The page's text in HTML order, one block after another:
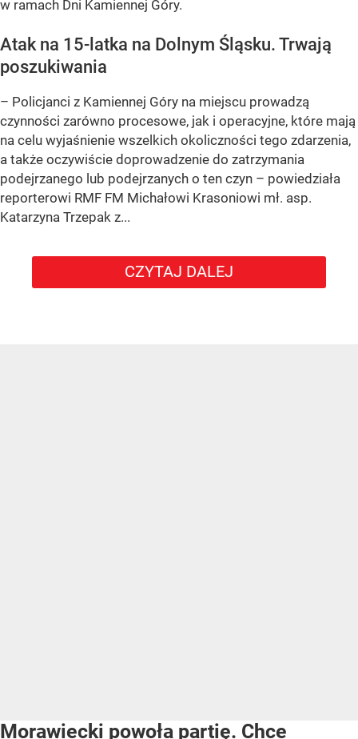
w ramach Dni Kamiennej Góry.
Atak na 15-latka na Dolnym Śląsku. Trwają
poszukiwania
– Policjanci z Kamiennej Góry na miejscu prowadzą
czynności zarówno procesowe, jak i operacyjne, które mają
na celu wyjaśnienie wszelkich okoliczności tego zdarzenia,
a także oczywiście doprowadzenie do zatrzymania
podejrzanego lub podejrzanych o ten czyn – powiedziała
reporterowi RMF FM Michałowi Krasoniowi mł. asp.
Katarzyna Trzepak z...
CZYTAJ DALEJ
Morawiecki powoła partię. Chce